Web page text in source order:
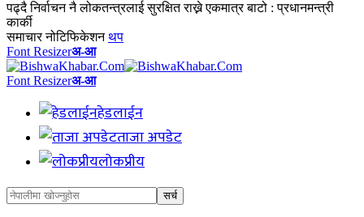
पढ्दै निर्वाचन नै लोकतन्त्रलाई सुरक्षित राख्ने एकमात्र बाटो : प्रधानमन्त्री
कार्की
समाचार नोटिफिकेशन थप
Font Resizerअ-आ
Font Resizerअ-आ
हेडलाईन
ताजा अपडेट
लोकप्रीय